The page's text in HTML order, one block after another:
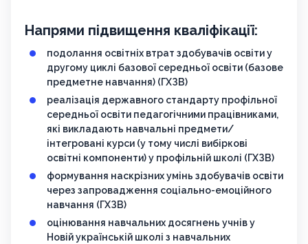
Напрями підвищення кваліфікації:
подолання освітніх втрат здобувачів освіти у
другому циклі базової середньої освіти (базове
предметне навчання) (ГХЗВ)
реалізація державного стандарту профільної
середньої освіти педагогічними працівниками,
які викладають навчальні предмети/
інтегровані курси (у тому числі вибіркові
освітні компоненти) у профільній школі (ГХЗВ)
формування наскрізних умінь здобувачів освіти
через запровадження соціально-емоційного
навчання (ГХЗВ)
оцінювання навчальних досягнень учнів у
Новій українській школі з навчальних